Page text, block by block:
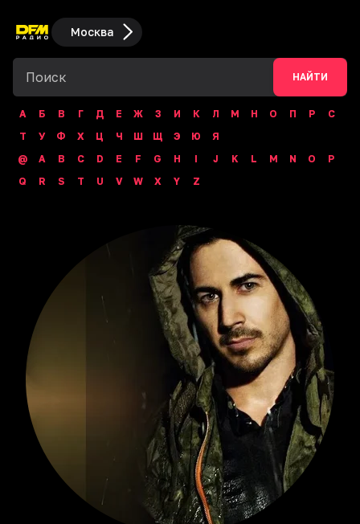
Москва
НАЙТИ
А Б В Г Д Е Ж З И К Л М Н О П Р
С
Т
У Ф Х Ц Ч Ш Щ Э Ю
Я
@
A B C D E F G H I J K L M N O
P
Q
R S T U V W X Y Z